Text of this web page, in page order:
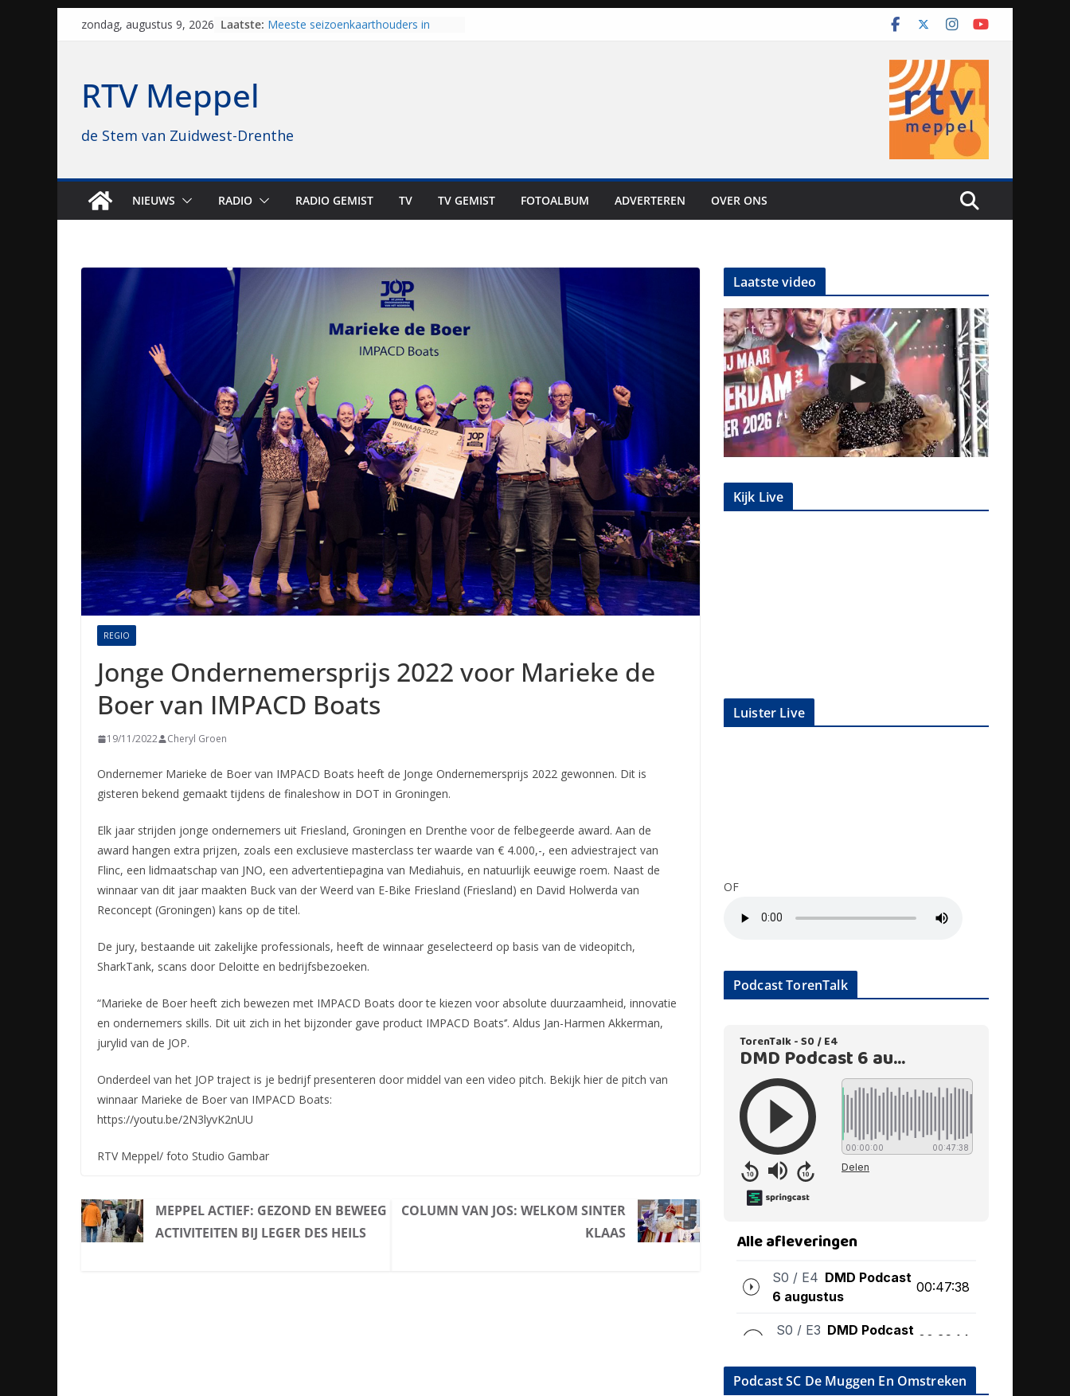
zondag, augustus 9, 2026 Laatste: Meeste seizoenkaarthouders in
kwalificatieronde Eurojackpot KNVB
bijna 1.000 zonnepanelen in gebruik
genomen
RTV Meppel
de Stem van Zuidwest-Drenthe
NIEUWS RADIO RADIO GEMIST TV TV GEMIST FOTOALBUM ADVERTEREN OVER ONS
REGIO
Jonge Ondernemersprijs 2022 voor Marieke de
Boer van IMPACD Boats
19/11/2022 Cheryl Groen
Ondernemer Marieke de Boer van IMPACD Boats heeft de Jonge Ondernemersprijs 2022 gewonnen. Dit is
gisteren bekend gemaakt tijdens de finaleshow in DOT in Groningen.
Elk jaar strijden jonge ondernemers uit Friesland, Groningen en Drenthe voor de felbegeerde award. Aan de
award hangen extra prijzen, zoals een exclusieve masterclass ter waarde van € 4.000,-, een adviestraject van
Flinc, een lidmaatschap van JNO, een advertentiepagina van Mediahuis, en natuurlijk eeuwige roem. Naast de
winnaar van dit jaar maakten Buck van der Weerd van E-Bike Friesland (Friesland) en David Holwerda van
Reconcept (Groningen) kans op de titel.
De jury, bestaande uit zakelijke professionals, heeft de winnaar geselecteerd op basis van de videopitch,
SharkTank, scans door Deloitte en bedrijfsbezoeken.
“Marieke de Boer heeft zich bewezen met IMPACD Boats door te kiezen voor absolute duurzaamheid, innovatie
en ondernemers skills. Dit uit zich in het bijzonder gave product IMPACD Boats‘’. Aldus Jan-Harmen Akkerman,
jurylid van de JOP.
Onderdeel van het JOP traject is je bedrijf presenteren door middel van een video pitch. Bekijk hier de pitch van
winnaar Marieke de Boer van IMPACD Boats:
https://youtu.be/2N3lyvK2nUU
RTV Meppel/ foto Studio Gambar
MEPPEL ACTIEF: GEZOND EN BEWEEG
ACTIVITEITEN BIJ LEGER DES HEILS
COLUMN VAN JOS: WELKOM SINTER
KLAAS
Laatste video
Kijk Live
Luister Live
OF
Podcast TorenTalk
Podcast SC De Muggen En Omstreken